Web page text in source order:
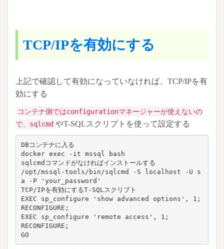
TCP/IPを有効にする
上記で確認して有効になっていなければ、TCP/IPを有
効にする
コンテナ側ではconfigurationマネージャーが使えないの
で、sqlcmd やT-SQLスクリプトを使って設定する
DBコンテナに入る
docker exec -it mssql bash
sqlcmdコマンドがなければインストールする
/opt/mssql-tools/bin/sqlcmd -S localhost -U s
a -P 'your_password'
TCP/IPを有効にするT-SQLスクリプト
EXEC sp_configure 'show advanced options', 1;
RECONFIGURE;
EXEC sp_configure 'remote access', 1;
RECONFIGURE;